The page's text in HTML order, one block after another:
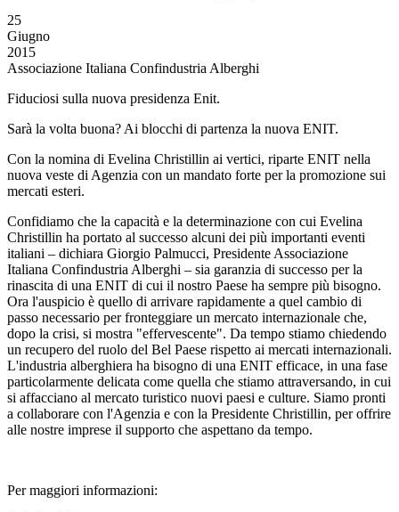
25
Giugno
2015
Associazione Italiana Confindustria Alberghi
Fiduciosi sulla nuova presidenza Enit.
Sarà la volta buona? Ai blocchi di partenza la nuova ENIT.
Con la nomina di Evelina Christillin ai vertici, riparte ENIT nella
nuova veste di Agenzia con un mandato forte per la promozione sui
mercati esteri.
Confidiamo che la capacità e la determinazione con cui Evelina
Christillin ha portato al successo alcuni dei più importanti eventi
italiani – dichiara Giorgio Palmucci, Presidente Associazione
Italiana Confindustria Alberghi – sia garanzia di successo per la
rinascita di una ENIT di cui il nostro Paese ha sempre più bisogno.
Ora l'auspicio è quello di arrivare rapidamente a quel cambio di
passo necessario per fronteggiare un mercato internazionale che,
dopo la crisi, si mostra "effervescente". Da tempo stiamo chiedendo
un recupero del ruolo del Bel Paese rispetto ai mercati internazionali.
L'industria alberghiera ha bisogno di una ENIT efficace, in una fase
particolarmente delicata come quella che stiamo attraversando, in cui
si affacciano al mercato turistico nuovi paesi e culture. Siamo pronti
a collaborare con l'Agenzia e con la Presidente Christillin, per offrire
alle nostre imprese il supporto che aspettano da tempo.
Per maggiori informazioni: